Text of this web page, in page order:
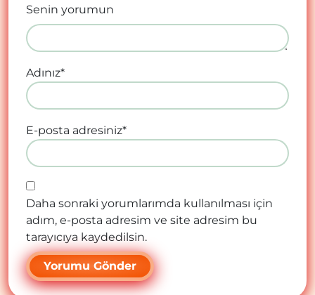
Senin yorumun
Adınız*
E-posta adresiniz*
Daha sonraki yorumlarımda kullanılması için
adım, e-posta adresim ve site adresim bu
tarayıcıya kaydedilsin.